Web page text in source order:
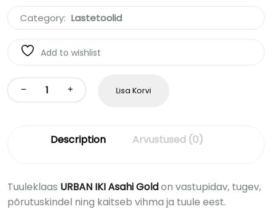
Category: Lastetoolid
Add to wishlist
Lisa Korvi
Description Arvustused (0)
Tuuleklaas URBAN IKI Asahi Goldon vastupidav, tugev,
põrutuskindel ning kaitseb vihma ja tuule eest.